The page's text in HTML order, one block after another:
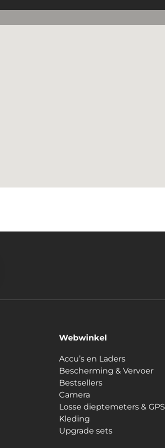
Webwinkel
Accu’s en Laders
Bescherming & Vervoer
Bestsellers
Camera
Losse dieptemeters & GPS
Kleding
Upgrade sets